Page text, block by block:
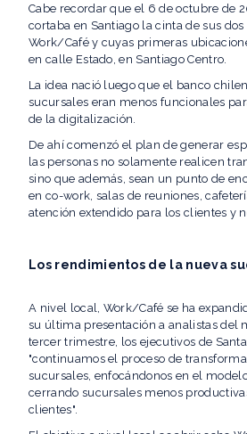
Cabe recordar que el 6 de octubre de
cortaba en Santiago la cinta de sus
Work/Café y cuyas primeras
en calle Estado, en Santiago Centro.
La idea nació luego que el banco
sucursales eran menos funcionales
de la digitalización.
De ahí comenzó el plan de generar
las personas no solamente realicen
sino que además, sean un punto de
en co-work, salas de reuniones,
atención extendido para los clientes y
Los rendimientos de la nueva
A nivel local, Work/Café se ha
su última presentación a analistas del
tercer trimestre, los ejecutivos de
"continuamos el proceso de
sucursales, enfocándonos en el
cerrando sucursales menos
clientes".